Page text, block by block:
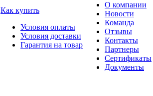
Как купить
Условия оплаты
Условия доставки
Гарантия на товар
О компании
Новости
Команда
Отзывы
Контакты
Партнеры
Сертификаты
Документы